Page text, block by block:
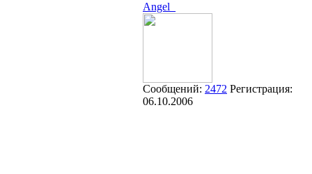
Angel_
Сообщений: 2472 Регистрация:
06.10.2006